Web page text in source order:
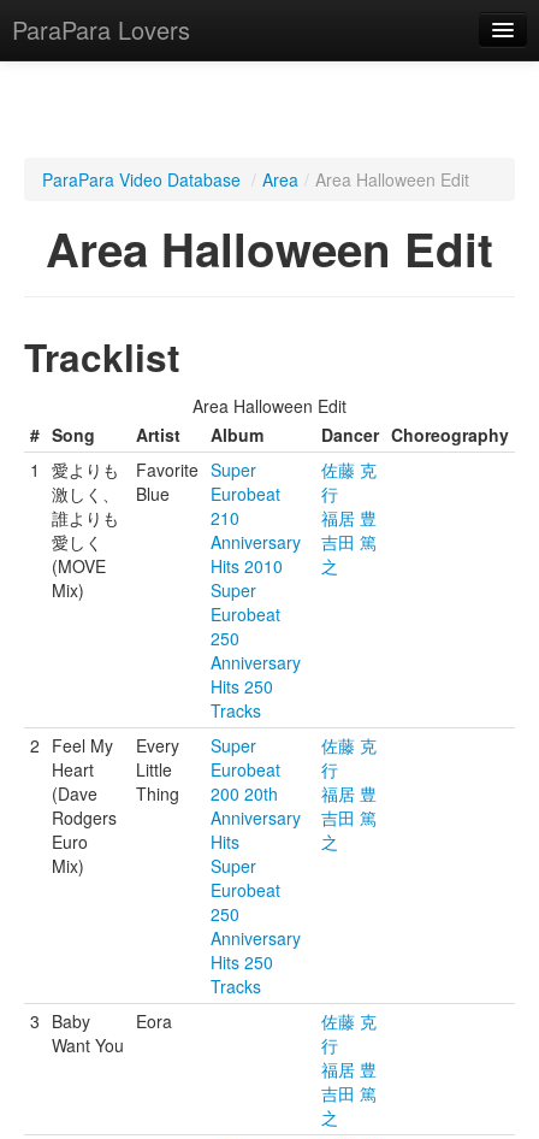
ParaPara Lovers
TechPara Video Database
Lesson Database
ParaPara Video Database / Area / Area Halloween Edit
Area Halloween Edit
Tracklist
Area Halloween Edit
# Song Artist Album Dancer Choreography
1
愛よりも
激しく、
誰よりも
愛しく
(MOVE
Mix)
Favorite
Blue
Super
Eurobeat
210
Anniversary
Hits 2010
Super
Eurobeat
250
Anniversary
Hits 250
Tracks
佐藤 克
行
福居 豊
吉田 篤
之
2 Feel My
Heart
(Dave
Rodgers
Euro
Mix)
Every
Little
Thing
Super
Eurobeat
200 20th
Anniversary
Hits
Super
Eurobeat
250
Anniversary
Hits 250
Tracks
佐藤 克
行
福居 豊
吉田 篤
之
3 Baby
Want You
Eora
佐藤 克
行
福居 豊
吉田 篤
之